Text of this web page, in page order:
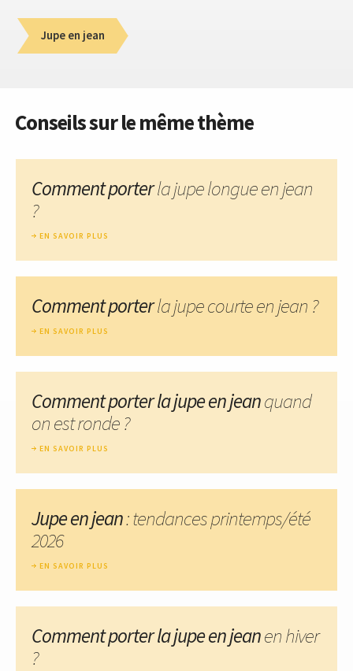
Jupe en jean
Conseils sur le même thème
Comment porterla jupe longue en jean
?
EN SAVOIR PLUS
Comment porterla jupe courte en jean ?
EN SAVOIR PLUS
Comment porter la jupe en jeanquand
on est ronde ?
EN SAVOIR PLUS
Jupe en jean: tendances printemps/été
2026
EN SAVOIR PLUS
Comment porter la jupe en jeanen hiver
?